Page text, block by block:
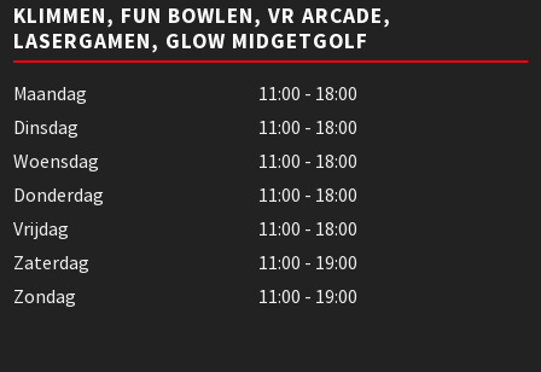
KLIMMEN, FUN BOWLEN, VR ARCADE,
LASERGAMEN, GLOW MIDGETGOLF
Maandag
11:00 - 18:00
Dinsdag
11:00 - 18:00
Woensdag
11:00 - 18:00
Donderdag
11:00 - 18:00
Vrijdag
11:00 - 18:00
Zaterdag
11:00 - 19:00
Zondag
11:00 - 19:00